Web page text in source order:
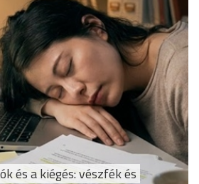
és a kiégés: vészfék és